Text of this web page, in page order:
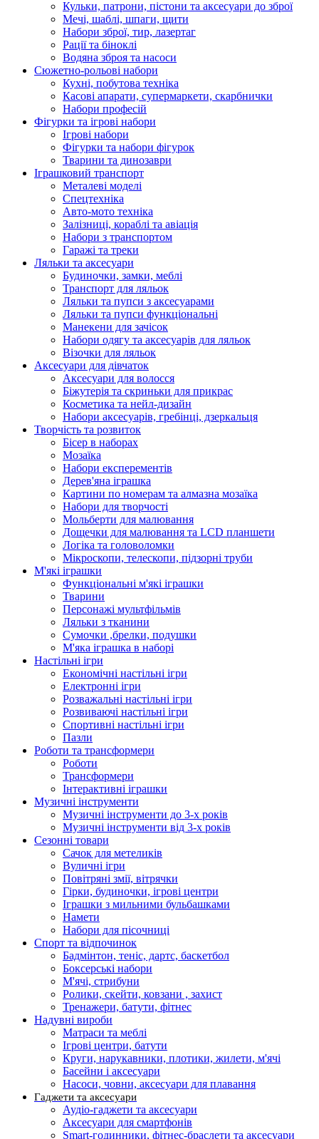
Кульки, патрони, пістони та аксесуари до зброї
Мечі, шаблі, шпаги, щити
Набори зброї, тир, лазертаг
Рації та біноклі
Водяна зброя та насоси
Сюжетно-рольові набори
Кухні, побутова техніка
Касові апарати, супермаркети, скарбнички
Набори професій
Фігурки та ігрові набори
Ігрові набори
Фігурки та набори фігурок
Тварини та динозаври
Іграшковий транспорт
Металеві моделі
Спецтехніка
Авто-мото техніка
Залізниці, кораблі та авіація
Набори з транспортом
Гаражі та треки
Ляльки та аксесуари
Будиночки, замки, меблі
Транспорт для ляльок
Ляльки та пупси з аксесуарами
Ляльки та пупси функціональні
Манекени для зачісок
Набори одягу та аксесуарів для ляльок
Візочки для ляльок
Аксесуари для дівчаток
Аксесуари для волосся
Біжутерія та скриньки для прикрас
Косметика та нейл-дизайн
Набори аксесуарів, гребінці, дзеркальця
Творчість та розвиток
Бісер в наборах
Мозаїка
Набори експерементів
Дерев'яна іграшка
Картини по номерам та алмазна мозаїка
Набори для творчості
Мольберти для малювання
Дощечки для малювання та LCD планшети
Логіка та головоломки
Мікроскопи, телескопи, підзорні труби
М'які іграшки
Функціональні м'які іграшки
Тварини
Персонажі мультфільмів
Ляльки з тканини
Сумочки ,брелки, подушки
М'яка іграшка в наборі
Настільні ігри
Економічні настільні ігри
Електронні ігри
Розважальні настільні ігри
Розвиваючі настільні ігри
Спортивні настільні ігри
Пазли
Роботи та трансформери
Роботи
Трансформери
Інтерактивні іграшки
Музичні інструменти
Музичні інструменти до 3-х років
Музичні інструменти від 3-х років
Сезонні товари
Сачок для метеликів
Вуличні ігри
Повітряні змії, вітрячки
Гірки, будиночки, ігрові центри
Іграшки з мильними бульбашками
Намети
Набори для пісочниці
Спорт та відпочинок
Бадмінтон, теніс, дартс, баскетбол
Боксерські набори
М'ячі, стрибуни
Ролики, скейти, ковзани , захист
Тренажери, батути, фітнес
Надувні вироби
Матраси та меблі
Ігрові центри, батути
Круги, нарукавники, плотики, жилети, м'ячі
Басейни і аксесуари
Насоси, човни, аксесуари для плавання
Гаджети та аксесуари
Аудіо-гаджети та аксесуари
Аксесуари для смартфонів
Smart-годинники, фітнес-браслети та аксесуари